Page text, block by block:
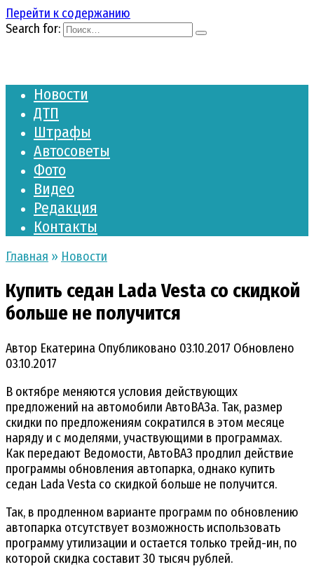
Перейти к содержанию
Search for:
Новости
ДТП
Штрафы
Автосоветы
Фото
Видео
Редакция
Контакты
Главная » Новости
Купить седан Lada Vesta со скидкой
больше не получится
Автор Екатерина Опубликовано 03.10.2017 Обновлено
03.10.2017
В октябре меняются условия действующих
предложений на автомобили АвтоВАЗа. Так, размер
скидки по предложениям сократился в этом месяце
наряду и с моделями, участвующими в программах.
Как передают Ведомости, АвтоВАЗ продлил действие
программы обновления автопарка, однако купить
седан Lada Vesta со скидкой больше не получится.
Так, в продленном варианте программ по обновлению
автопарка отсутствует возможность использовать
программу утилизации и остается только трейд-ин, по
которой скидка составит 30 тысяч рублей.